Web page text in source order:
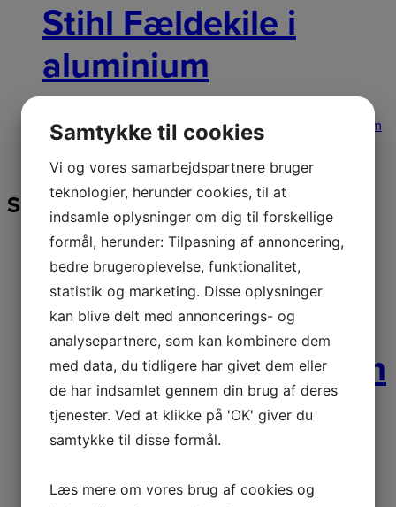
Stihl Fældekile i
aluminium
Stihl Fældekile i aluminium Stihl Fældekile i aluminium
Fælde- og kløvekile i høj kvalitet. Med
mere
Skæreudstyr til T525
Netpris
Husqvarna 3/8” mini
– 1.3mm – 10” / 25cm
Sværd
Husqvarna 3/8'' mini - 1.3mm - 10'' / 25cm Sværd e
Samtykke til cookies
Vi og vores samarbejdspartnere bruger
teknologier, herunder cookies, til at
indsamle oplysninger om dig til forskellige
formål, herunder: Tilpasning af annoncering,
bedre brugeroplevelse, funktionalitet,
statistik og marketing. Disse oplysninger
kan blive delt med annoncerings- og
analysepartnere, som kan kombinere dem
med data, du tidligere har givet dem eller
de har indsamlet gennem din brug af deres
tjenester. Ved at klikke på 'OK' giver du
samtykke til disse formål.
Læs mere om vores brug af cookies og